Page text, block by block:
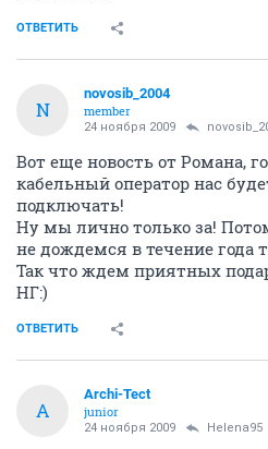
ОТВЕТИТЬ
N
novosib_2004
member
24 ноября 2009
Вот еще новость от Романа,
кабельный оператор нас
подключать!
Ну мы лично только за!
не дождемся в течение года
Так что ждем приятных
НГ:)
ОТВЕТИТЬ
A
Archi-Tect
junior
24 ноября 2009 Helena95